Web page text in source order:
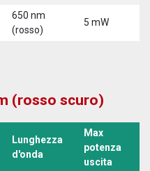
650 nm
(rosso)
5 mW
(rosso scuro)
Lunghezza
d'onda
Max
potenza
uscita